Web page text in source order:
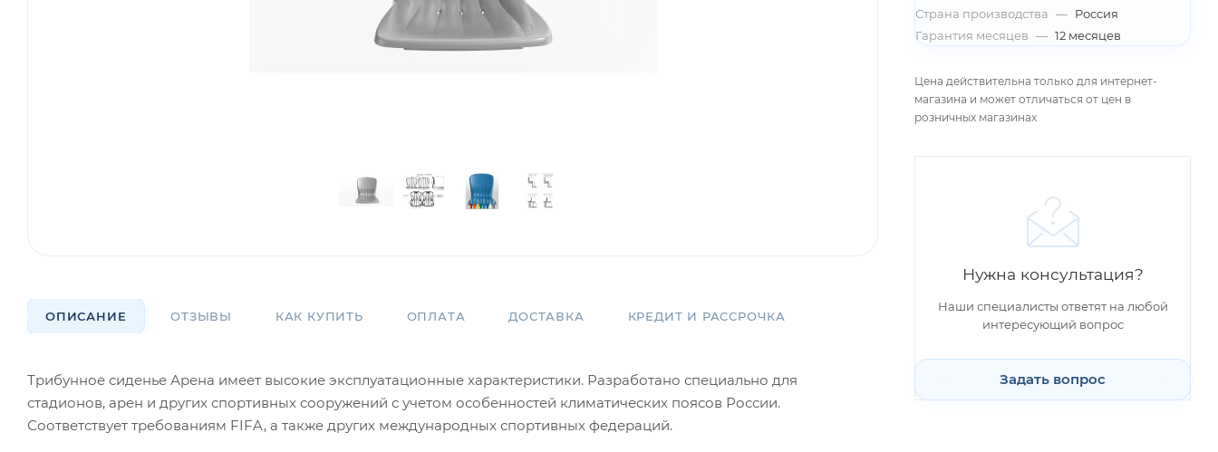
ОПИСАНИЕ ОТЗЫВЫ КАК КУПИТЬ ОПЛАТА ДОСТАВКА КРЕДИТ И РАССРОЧКА
Трибунное сиденье Арена имеет высокие эксплуатационные характеристики. Разработано специально для
стадионов, арен и других спортивных сооружений с учетом особенностей климатических поясов России.
Соответствует требованиям FIFA, а также других международных спортивных федераций.
Страна производства — Россия
Гарантия месяцев — 12 месяцев
Цена действительна только для интернет-
магазина и может отличаться от цен в
розничных магазинах
Нужна консультация?
Наши специалисты ответят на любой
интересующий вопрос
Задать вопрос